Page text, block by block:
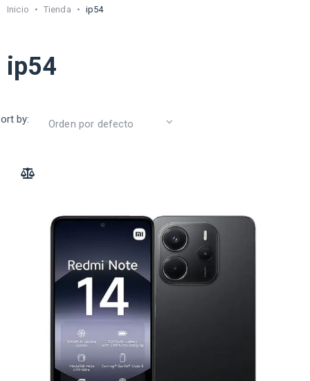
Inicio • Tienda • ip54
ip54
by: